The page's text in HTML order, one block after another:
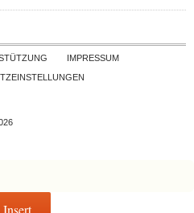
Skip to contentIMPRESSUM
Insert